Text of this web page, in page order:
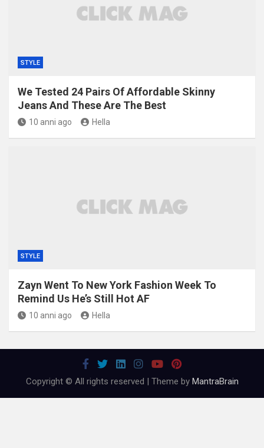
STYLE
We Tested 24 Pairs Of Affordable Skinny
Jeans And These Are The Best
10 anni ago Hella
STYLE
Zayn Went To New York Fashion Week To
Remind Us He’s Still Hot AF
10 anni ago Hella
Copyright © All rights reserved | Theme by MantraBrain